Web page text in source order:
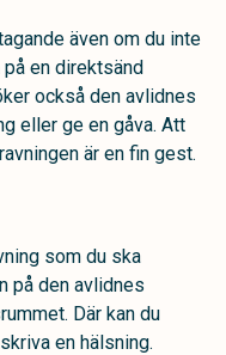
även om du inte
en direktsänd
också den avlidnes
eller ge en gåva. Att
är en fin gest.
som du ska
på den avlidnes
Där kan du
en hälsning.